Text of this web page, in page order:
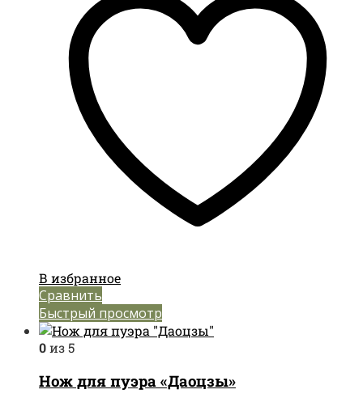
В избранное
Сравнить
Быстрый просмотр
0из 5
Нож для пуэра «Даоцзы»